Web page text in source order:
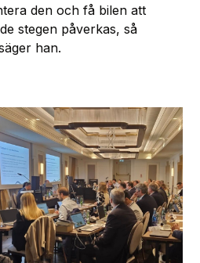
den och få bilen att
stegen påverkas, så
han.